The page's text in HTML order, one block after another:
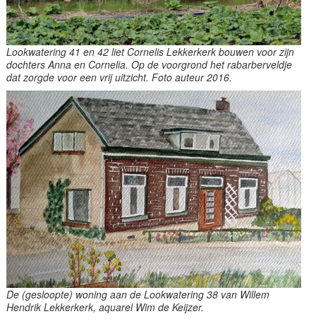
Lookwatering 41 en 42 liet Cornelis Lekkerkerk bouwen voor zijn
dochters Anna en Cornelia. Op de voorgrond het rabarberveldje
dat zorgde voor een vrij uitzicht. Foto auteur 2016.
De (gesloopte) woning aan de Lookwatering 38 van Willem
Hendrik Lekkerkerk, aquarel Wim de Keijzer.